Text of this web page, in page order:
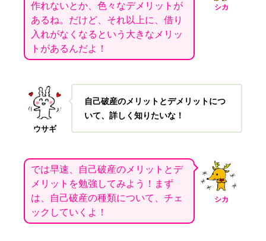
シカ
作れないとか、色々なデメリットが
あるね。だけど、それ以上に、借り
入れがなくなるという大きなメリッ
トがあるんだよ！
ウサギ
自己破産のメリットとデメリットにつ
いて、詳しく知りたいな！
シカ
では早速、自己破産のメリットとデ
メリットを勉強してみよう！まず
は、自己破産の種類について、チェ
ックしていくよ！